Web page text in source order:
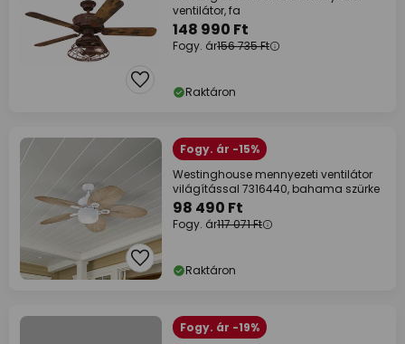
ventilátor, fa
148 990 Ft
Fogy. ár156 735 Ft
Raktáron
Fogy. ár -15%
Westinghouse mennyezeti ventilátor
világítással 7316440, bahama szürke
98 490 Ft
Fogy. ár117 071 Ft
Raktáron
Fogy. ár -19%